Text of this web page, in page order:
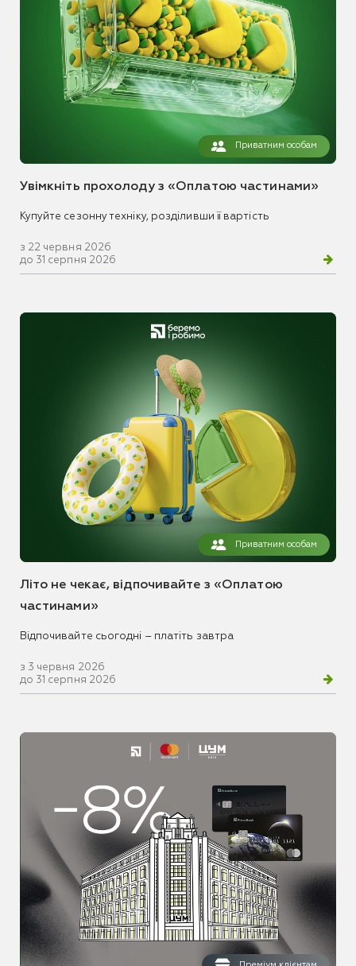
Приватним особам
Увімкніть прохолоду з «Оплатою частинами»
Купуйте сезонну техніку, розділивши її вартість
з 22 червня 2026
до 31 серпня 2026
Приватним особам
Літо не чекає, відпочивайте з «Оплатою
частинами»
Відпочивайте сьогодні – платіть завтра
з 3 червня 2026
до 31 серпня 2026